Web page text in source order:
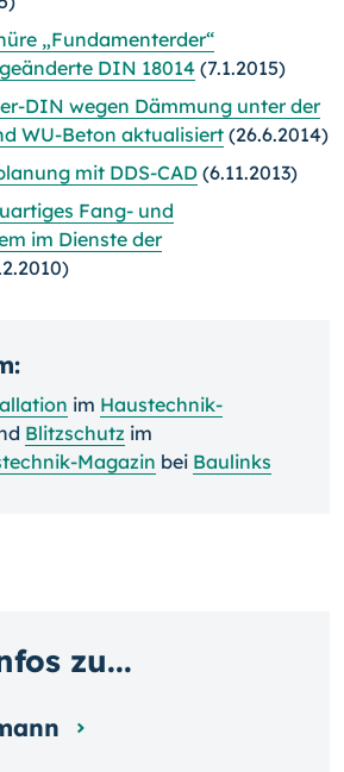
„Fundamenterder“
DIN 18014 (7.1.2015)
DIN wegen Dämmung unter der
WU-Beton aktualisiert(26.6.2014)
mit DDS-CAD (6.11.2013)
Fang- und
im Dienste der
im Haustechnik-
Blitzschutz im
Magazin bei Baulinks
zu...